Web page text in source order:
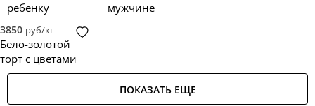
ребенку
мужчине
3850 руб/кг
Бело-золотой
торт с цветами
ПОКАЗАТЬ ЕЩЕ